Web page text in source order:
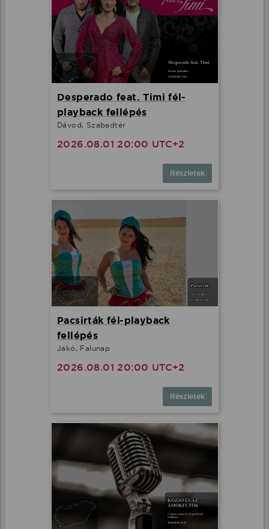
Desperado feat. Timi fél-
playback fellépés
Dávod, Szabadtér
2026.08.01 20:00 UTC+2
Részletek
Pacsirták fél-playback
fellépés
Jákó, Falunap
2026.08.01 20:00 UTC+2
Részletek